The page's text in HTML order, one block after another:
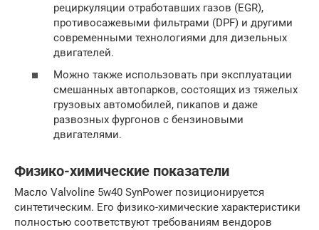
рециркуляции отработавших газов (EGR),
противосажевыми фильтрами (DPF) и другими
современными технологиями для дизельных
двигателей.
Можно также использовать при эксплуатации
смешанных автопарков, состоящих из тяжелых
грузовых автомобилей, пикапов и даже
развозных фургонов с бензиновыми
двигателями.
Физико-химические показатели
Масло Valvoline 5w40 SynPower позиционируется
синтетическим. Его физико-химические характеристики
полностью соответствуют требованиям вендоров